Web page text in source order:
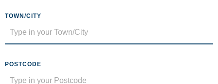
TOWN/CITY
POSTCODE